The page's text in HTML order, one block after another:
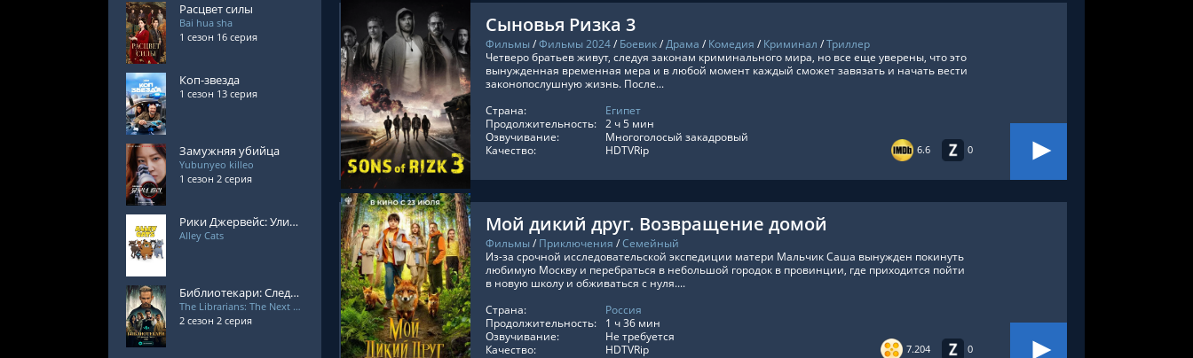
СМОТРЕТЬ ОНЛАЙН
Сыновья Ризка 3
Фильмы/Фильмы 2024/ Боевик/Драма / Комедия / Криминал /Триллер
6.6 0
Четверо братьев живут, следуя законам криминального мира, но все еще уверены, что это
вынужденная временная мера и в любой момент каждый сможет завязать и начать вести
законопослушную жизнь. После...
Страна:
Египет
Продолжительность: 2 ч 5 мин
Озвучивание:
Многоголосый закадровый
Качество:
HDTVRip
СМОТРЕТЬ ОНЛАЙН
Мой дикий друг. Возвращение домой
Фильмы/ Приключения /Семейный
7.204 0
Из-за срочной исследовательской экспедиции матери Мальчик Саша вынужден покинуть
любимую Москву и перебраться в небольшой городок в провинции, где приходится пойти
в новую школу и обживаться с нуля....
Страна:
Россия
Продолжительность:
1 ч 36 мин
Озвучивание:
Не требуется
Качество:
HDTVRip
Расцвет силы
Bai hua sha
1 сезон 16 серия
Коп-звезда
1 сезон 13 серия
Замужняя убийца
Yubunyeo killeo
1 сезон 2 серия
Рики Джервейс: Уличные коты
Alley Cats
Библиотекари: Следующая глава 2 сезон
The Librarians: The Next Chapter
2 сезон 2 серия